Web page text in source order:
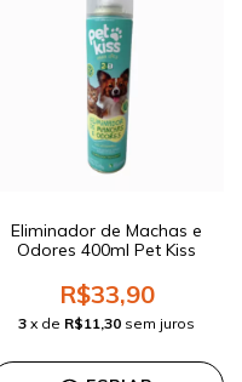
Eliminador de Machas e
Odores 400ml Pet Kiss
R$33,90
3 x de R$11,30 sem juros